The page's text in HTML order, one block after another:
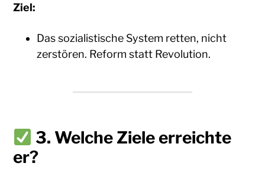
Ziel:
Das sozialistische System retten, nicht
zerstören. Reform statt Revolution.
3. Welche Ziele erreichte
er?